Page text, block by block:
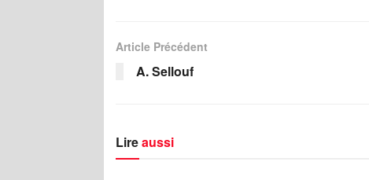
Article Précédent
A. Sellouf
Lireaussi